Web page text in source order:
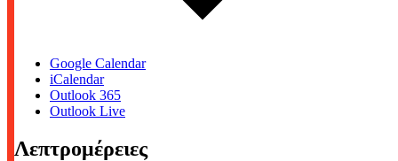
Google Calendar
iCalendar
Outlook 365
Outlook Live
Λεπτρομέρειες